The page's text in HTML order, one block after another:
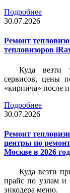
Подробнее
30.07.2026
Ремонт
тепловизоров
Куда везти
сервисов, цены
«кирпича» после
Подробнее
30.07.2026
Ремонт
центры по
Москве в 2026
Куда везти
прайс по узлам
энкодера меню.